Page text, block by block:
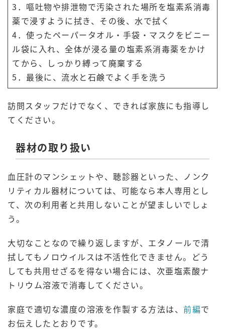
3．嘔吐物や排泄物で汚染された場所を塩素系消毒
薬で浸すように拭き、その後、水で拭く
4．使ったペーパータオル・手袋・マスクをビニー
ル袋に入れ、全体が浸る量の塩素系消毒薬をかけ
てから、しっかり縛って廃棄する
5．最後に、流水と石鹸でよく手を洗う
訪問スタッフだけでなく、できれば家族にも指導し
てください。
器材の取り扱い
血圧計のマンシェットや、聴診器といった、ノンク
リティカル器材については、可能なら本人専用とし
て、次の利用者と共用しないことが望ましいでしょ
う。
大切なことなので繰り返しますが、エタノールで清
拭してもノロウイルスは不活性化できません。どう
しても共用せざるを得ない場合には、次亜塩素酸ナ
トリウム溶液で消毒してください。
家庭で適切な濃度の溶液を作製する方法は、 前編で
お伝えしたとおりです。